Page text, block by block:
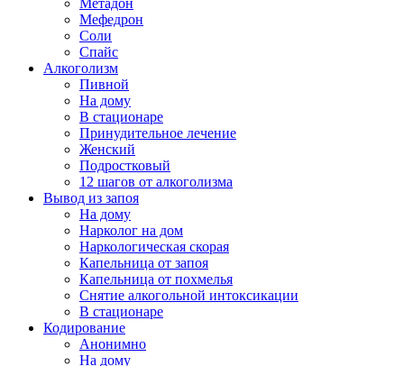
Метадон
Мефедрон
Соли
Спайс
Алкоголизм
Пивной
На дому
В стационаре
Принудительное лечение
Женский
Подростковый
12 шагов от алкоголизма
Вывод из запоя
На дому
Нарколог на дом
Наркологическая скорая
Капельница от запоя
Капельница от похмелья
Снятие алкогольной интоксикации
В стационаре
Кодирование
Анонимно
На дому